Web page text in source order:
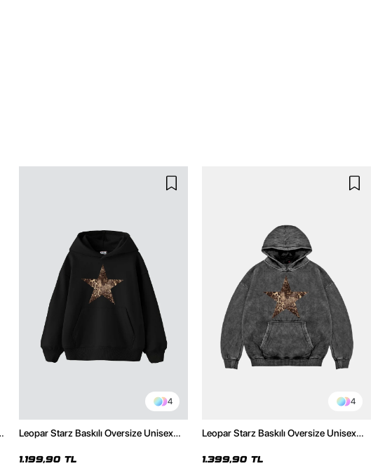
4
Leopar Starz Baskılı Oversize Unisex
1.199,90 TL
4
Leopar Starz Baskılı Oversize Unisex
1.399,90 TL